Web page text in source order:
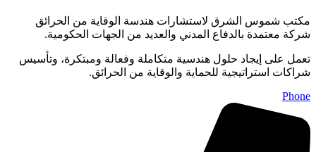
مكتب شموس الشرق لاستشارات هندسة الوقاية من الحرائق
شركة معتمدة بالدفاع المدني والعديد من الجهات الحكومية.
تعمل على إيجاد حلول هندسية متكاملة وفعالة ومبتكرة، وتأسيس
شراكات استراتيجية للحماية والوقاية من الحرائق.
Phone